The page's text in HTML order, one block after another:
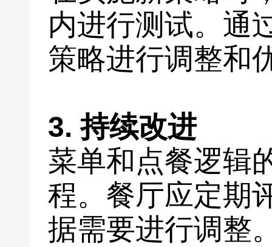
内进行测试。通
策略进行调整和
3. 持续改进
菜单和点餐逻辑
程。餐厅应定期
据需要进行调整